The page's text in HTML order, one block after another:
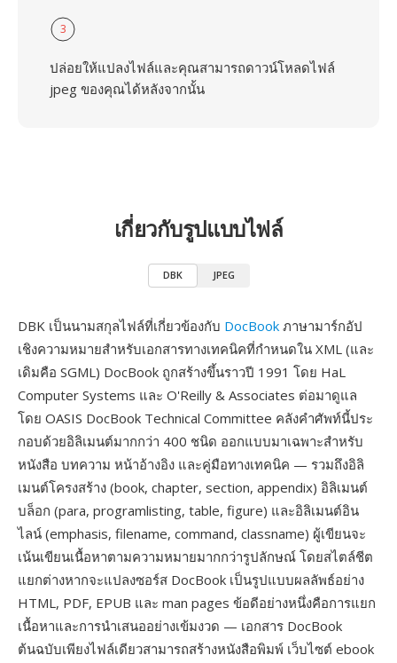
3
ปล่อยให้แปลงไฟล์และคุณสามารถดาวน์โหลดไฟล์
jpeg ของคุณได้หลังจากนั้น
เกี่ยวกับรูปแบบไฟล์
DBK JPEG
DBK เป็นนามสกุลไฟล์ที่เกี่ยวข้องกับ DocBook ภาษามาร์กอัป
เชิงความหมายสำหรับเอกสารทางเทคนิคที่กำหนดใน XML (และ
เดิมคือ SGML) DocBook ถูกสร้างขึ้นราวปี 1991 โดย HaL
Computer Systems และ O'Reilly & Associates ต่อมาดูแล
โดย OASIS DocBook Technical Committee คลังคำศัพท์นี้ประ
กอบด้วยอิลิเมนต์มากกว่า 400 ชนิด ออกแบบมาเฉพาะสำหรับ
หนังสือ บทความ หน้าอ้างอิง และคู่มือทางเทคนิค — รวมถึงอิลิ
เมนต์โครงสร้าง (book, chapter, section, appendix) อิลิเมนต์
บล็อก (para, programlisting, table, figure) และอิลิเมนต์อิน
ไลน์ (emphasis, filename, command, classname) ผู้เขียนจะ
เน้นเขียนเนื้อหาตามความหมายมากกว่ารูปลักษณ์ โดยสไตล์ชีต
แยกต่างหากจะแปลงซอร์ส DocBook เป็นรูปแบบผลลัพธ์อย่าง
HTML, PDF, EPUB และ man pages ข้อดีอย่างหนึ่งคือการแยก
เนื้อหาและการนำเสนออย่างเข้มงวด — เอกสาร DocBook
ต้นฉบับเพียงไฟล์เดียวสามารถสร้างหนังสือพิมพ์ เว็บไซต์ ebook